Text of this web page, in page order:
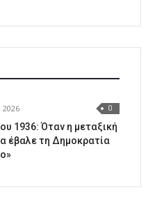
0
1936: Όταν η μεταξική
έβαλε τη Δημοκρατία